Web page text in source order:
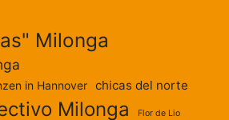
Milonga
in Hannover chicas del norte
Milonga Flor de Lio